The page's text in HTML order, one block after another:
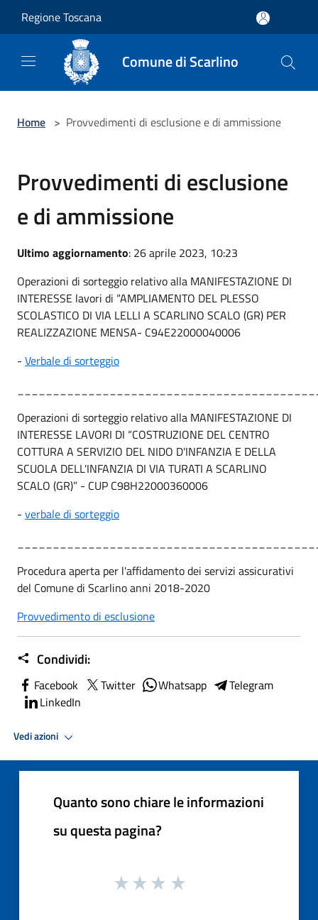
Regione Toscana
Comune di Scarlino
Home > Provvedimenti di esclusione e di ammissione
Provvedimenti di esclusione
e di ammissione
Ultimo aggiornamento: 26 aprile 2023, 10:23
Operazioni di sorteggio relativo alla MANIFESTAZIONE DI
INTERESSE lavori di “AMPLIAMENTO DEL PLESSO
SCOLASTICO DI VIA LELLI A SCARLINO SCALO (GR) PER
REALIZZAZIONE MENSA- C94E22000040006
- Verbale di sorteggio
Operazioni di sorteggio relativo alla MANIFESTAZIONE DI
INTERESSE LAVORI DI “COSTRUZIONE DEL CENTRO
COTTURA A SERVIZIO DEL NIDO D'INFANZIA E DELLA
SCUOLA DELL'INFANZIA DI VIA TURATI A SCARLINO
SCALO (GR)” - CUP C98H22000360006
- verbale di sorteggio
Procedura aperta per l'affidamento dei servizi assicurativi
del Comune di Scarlino anni 2018-2020
Provvedimento di esclusione
Condividi:
Facebook Twitter Whatsapp
Telegram
LinkedIn
Vedi azioni
Quanto sono chiare le informazioni
su questa pagina?